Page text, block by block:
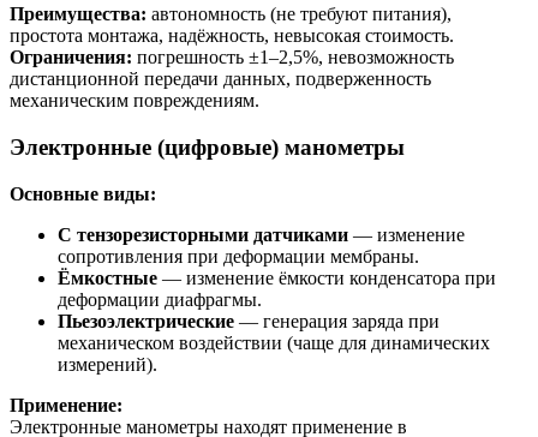
Преимущества: автономность (не требуют питания),
простота монтажа, надёжность, невысокая стоимость.
Ограничения: погрешность ±1–2,5%, невозможность
дистанционной передачи данных, подверженность
механическим повреждениям.
Электронные (цифровые) манометры
Основные виды:
С тензорезисторными датчиками — изменение
сопротивления при деформации мембраны.
Ёмкостные — изменение ёмкости конденсатора при
деформации диафрагмы.
Пьезоэлектрические — генерация заряда при
механическом воздействии (чаще для динамических
измерений).
Применение:
Электронные манометры находят применение в